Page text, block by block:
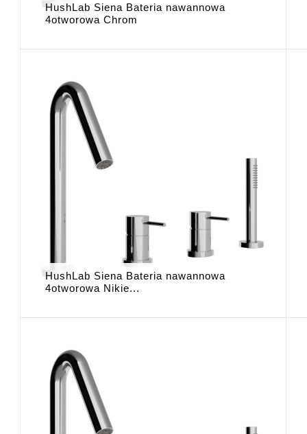
HushLab Siena Bateria nawannowa
4otworowa Chrom
HushLab Siena Bateria nawannowa
4otworowa Nikie...